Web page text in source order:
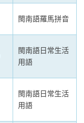
閩南語羅馬拼音
閩南語日常生活
用語
閩南語日常生活
用語